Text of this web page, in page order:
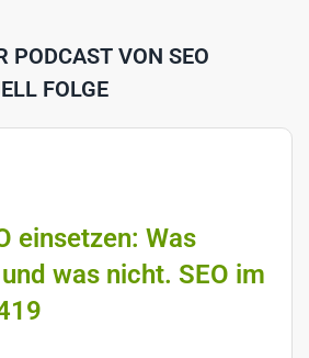
PODCAST VON SEO
FOLGE
einsetzen: Was
was nicht. SEO im